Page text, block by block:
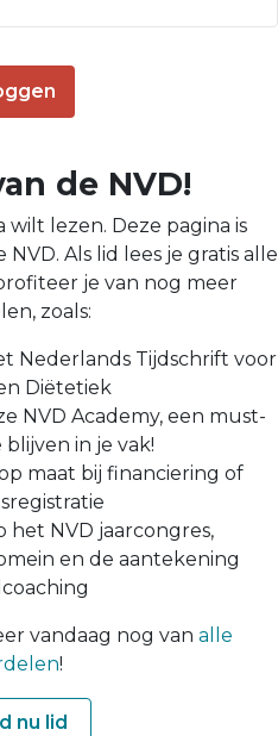
de NVD!
lezen. Deze pagina is
Als lid lees je gratis alle
je van nog meer
zoals:
Nederlands Tijdschrift voor
Diëtetiek
NVD Academy, een must-
blijven in je vak!
maat bij financiering of
het NVD jaarcongres,
en de aantekening
vandaag nog van alle
!
nu lid